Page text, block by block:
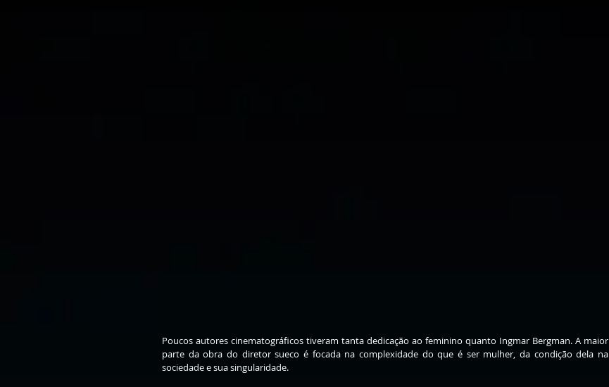
Poucos autores cinematográficos tiveram tanta dedicação ao feminino quanto Ingmar Bergman. A maior
parte da obra do diretor sueco é focada na complexidade do que é ser mulher, da condição dela na
sociedade e sua singularidade.